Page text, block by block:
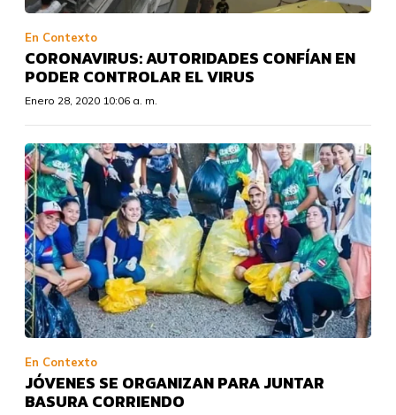
En Contexto
CORONAVIRUS: AUTORIDADES CONFÍAN EN
PODER CONTROLAR EL VIRUS
Enero 28, 2020 10:06 a. m.
En Contexto
JÓVENES SE ORGANIZAN PARA JUNTAR
BASURA CORRIENDO